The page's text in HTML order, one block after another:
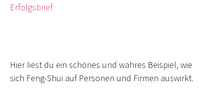
Erfolgsbrief
Hier liest du ein schönes und wahres Beispiel, wie
sich Feng-Shui auf Personen und Firmen auswirkt.